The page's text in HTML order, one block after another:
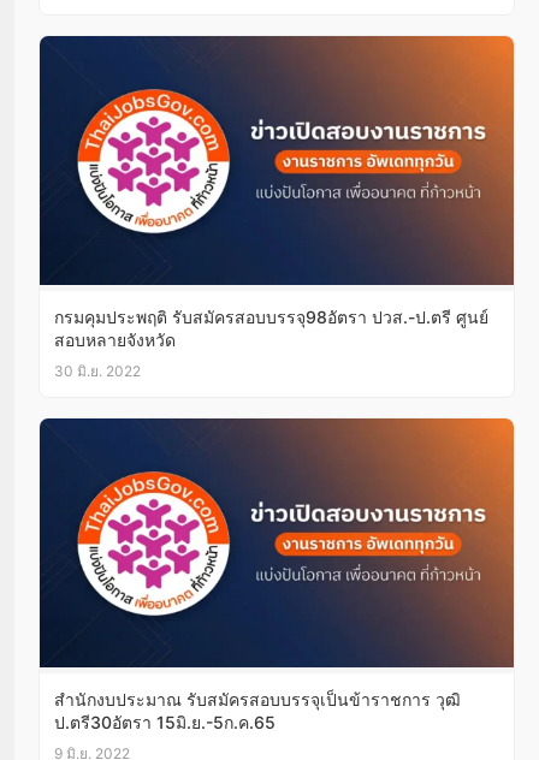
กรมคุมประพฤติ รับสมัครสอบบรรจุ98อัตรา ปวส.-ป.ตรี ศูนย์
สอบหลายจังหวัด
30 มิ.ย. 2022
สำนักงบประมาณ รับสมัครสอบบรรจุเป็นข้าราชการ วุฒิ
ป.ตรี30อัตรา 15มิ.ย.-5ก.ค.65
9 มิ.ย. 2022